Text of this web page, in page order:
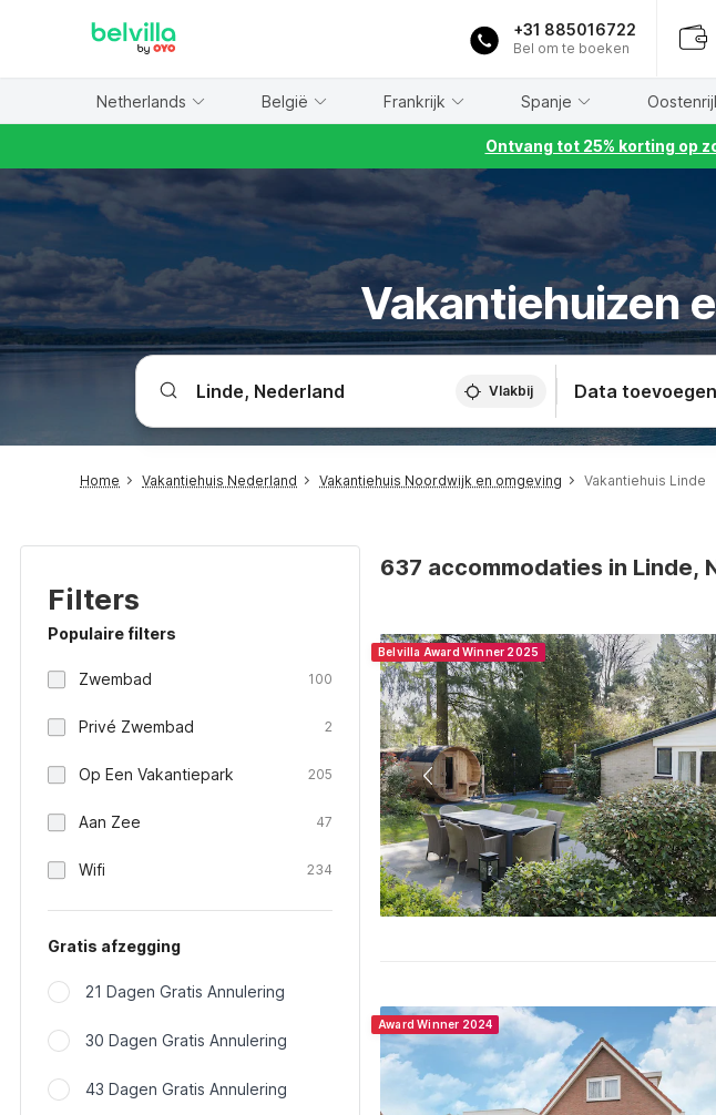
+31 885016722
Bel om te boeken
Netherlands België Frankrijk Spanje
Ontvang tot 25% korting op
Vakantiehuizen
Vlakbij Data toevoegen
Home Vakantiehuis Nederland Vakantiehuis Noordwijk en omgeving Vakantiehuis Linde
Filters
Populaire filters
Zwembad 100
Privé Zwembad 2
Op Een Vakantiepark 205
Aan Zee 47
Wifi 234
Gratis afzegging
21 Dagen Gratis Annulering
30 Dagen Gratis Annulering
43 Dagen Gratis Annulering
637 accommodaties in Linde,
Belvilla Award Winner 2025
Award Winner 2024